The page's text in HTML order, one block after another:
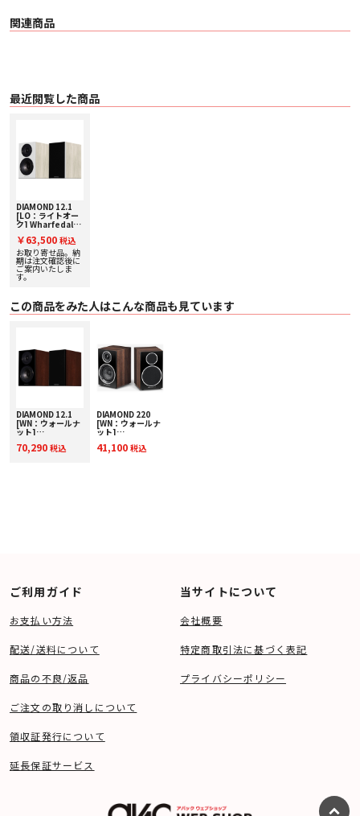
る役割を果たすアルミニウムリングを備え精密に設計されたマグネットシステ
クラス最上級のボイスコイル
DIAMOND 12シリーズのボイスコイルはこのクラスでは類をみない高価な高出
る余分な電流の発生を抑制に作用し、多くのスピーカーシステムで採用されて
いるアルミニ
ウムボビンと比較して優れたパワーハンドリングと高い剛性力を備えていま
す。
ツィーターテクノロジー
DIAMOND 12 シリーズのツィーターは25mmあり拡がりがスムーズな高音再生
を可能にするポリエステル織フィルムで表面処理をしています。
フロントプレートは平らでドームを可能な限り露出させることによりスムーズ
に高音を拡張しています。
またフロントプレートのダクトのみで音響負荷のバランスを取り、マグネット
システムが音圧レベルを最適化します。
DIAMOND 12シリーズのクロスオーバーは多くのハイエンドスピーカーが用い
るLKR 24dBで位相音響調整システムを採用しています。
DIAMOND 12 シリーズのボイスコイルの抵抗値は標準的なラミネート鋼板やフ
ェライトよりインタクダンス(誘導子)は高いため中低音の磁気構造の最適化が
必要であり、補正処理を施すことにより低歪みでありながらスピード感のある
クリアな中低音再生を可能にしています。
堅牢なエンクロージャーとリアポートシステム
Diamond 12シリーズのリアポートエンクロージャーはエンクロージャー内部
で発生するドライ ブユニットの背圧をコントロールする支柱構造をしていま
す。
支柱構造はコンピューターシミュレーションでモデル別に設計されています。
・ 25mm ソフトドーム
〇 能率 87dB
〇 インピーダンス 8Ω
〇 クロスオーバー周波数 2.6kHz
〇 寸法(H×W×D) 312×180×(250＋28)mm
関連商品
最近閲覧した商品
DIAMOND 12.1
[LO：ライトオー
ク] Wharfedale
ブックシェルフス
ピーカー [ペア] 下
取り査定額20%ア
ップ実施中！
￥63,500 税込
お取り寄せ品。納
期は注文確認後に
ご案内いたしま
す。
この商品をみた人はこんな商品も見ています
DIAMOND 12.1
[WN：ウォールナ
ット]
ーフェデール] ブ
70,290 税込
DIAMOND 220
[WN：ウォールナ
ット]
ーフェデール] ブ
41,100 税込
ご利用ガイド
お支払い方法
配送/送料について
商品の不良/返品
ご注文の取り消しについて
領収証発行について
延長保証サービス
当サイトについて
会社概要
特定商取引法に基づく表記
プライバシーポリシー